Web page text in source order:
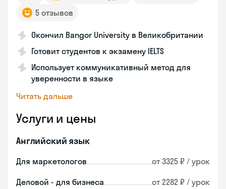
5 отзывов
Окончил Bangor University в Великобритании
Готовит студентов к экзамену IELTS
Использует коммуникативный метод для
уверенности в языке
Читать дальше
Услуги и цены
Английский язык
Для маркетологов от 3325 ₽ / урок
Деловой - для бизнеса от 2282 ₽ / урок